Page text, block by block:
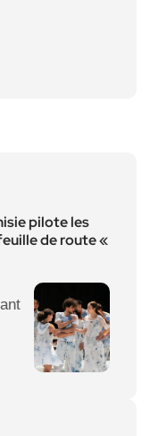
pilote les
de route «